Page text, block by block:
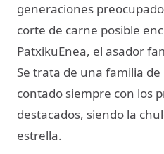
generaciones
corte de carne posible
PatxikuEnea, el asador
Se trata de una familia
contado siempre con los
destacados, siendo la
estrella.